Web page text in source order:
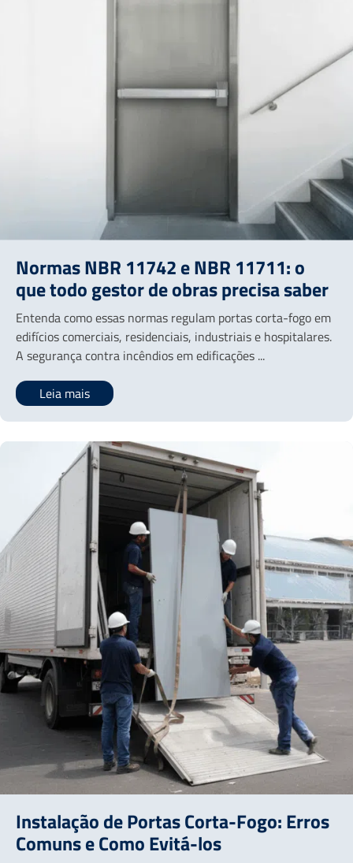
Normas NBR 11742 e NBR 11711: o
que todo gestor de obras precisa saber
Entenda como essas normas regulam portas corta-fogo em
edifícios comerciais, residenciais, industriais e hospitalares.
A segurança contra incêndios em edificações ...
Leia mais
Instalação de Portas Corta-Fogo: Erros
Comuns e Como Evitá-los